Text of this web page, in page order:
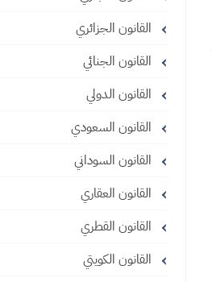
القانون الجزائري
القانون الجنائي
القانون الدولي
القانون السعودي
القانون السوداني
القانون العقاري
القانون القطري
القانون الكويتي